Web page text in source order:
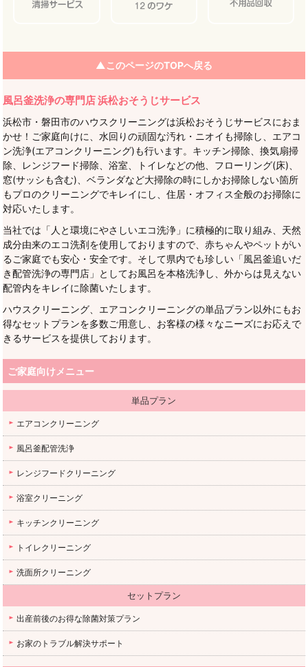
▲このページのTOPへ戻る
風呂釜洗浄の専門店 浜松おそうじサービス
浜松市・磐田市のハウスクリーニングは浜松おそうじサービスにおま
かせ！ご家庭向けに、水回りの頑固な汚れ・ニオイも掃除し、エアコ
ン洗浄(エアコンクリーニング)も行います。キッチン掃除、換気扇掃
除、レンジフード掃除、浴室、トイレなどの他、フローリング(床)、
窓(サッシも含む)、ベランダなど大掃除の時にしかお掃除しない箇所
もプロのクリーニングでキレイにし、住居・オフィス全般のお掃除に
対応いたします。
当社では「人と環境にやさしいエコ洗浄」に積極的に取り組み、天然
成分由来のエコ洗剤を使用しておりますので、赤ちゃんやペットがい
るご家庭でも安心・安全です。そして県内でも珍しい「風呂釜追いだ
き配管洗浄の専門店」としてお風呂を本格洗浄し、外からは見えない
配管内をキレイに除菌いたします。
ハウスクリーニング、エアコンクリーニングの単品プラン以外にもお
得なセットプランを多数ご用意し、お客様の様々なニーズにお応えで
きるサービスを提供しております。
ご家庭向けメニュー
単品プラン
エアコンクリーニング
風呂釜配管洗浄
レンジフードクリーニング
浴室クリーニング
キッチンクリーニング
トイレクリーニング
洗面所クリーニング
セットプラン
出産前後のお得な除菌対策プラン
お家のトラブル解決サポート